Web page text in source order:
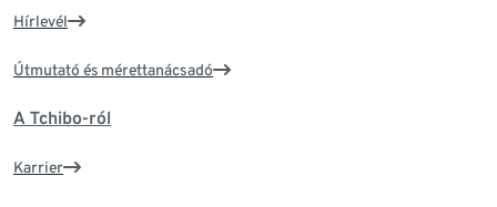
Hírlevél
Útmutató és mérettanácsadó
A Tchibo-ról
Karrier